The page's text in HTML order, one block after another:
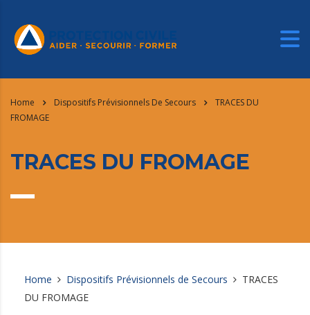
Home Dispositifs Prévisionnels De Secours
TRACES DU
FROMAGE
TRACES DU FROMAGE
Home Dispositifs Prévisionnels de Secours
TRACES
DU FROMAGE